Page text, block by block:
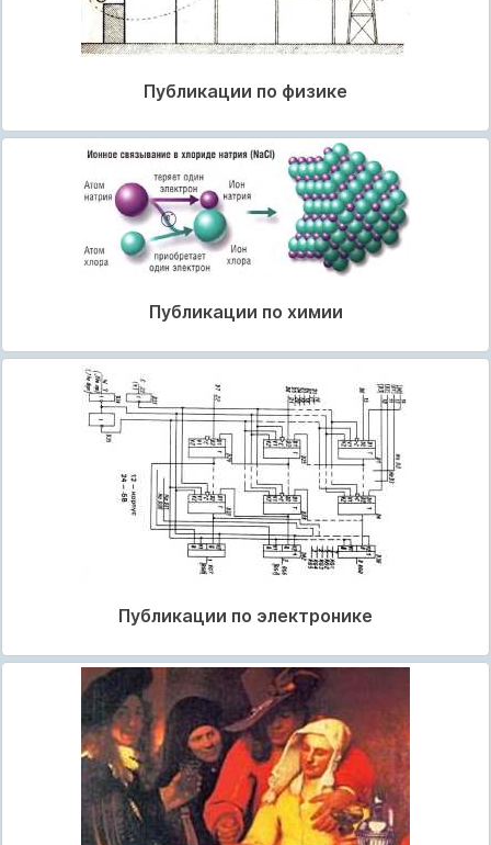
Публикации по физике
Публикации по химии
Публикации по электронике